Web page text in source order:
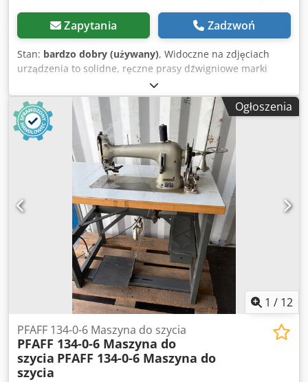
Zapytania Zadzwoń
Stan: bardzo dobry (używany), Widoczne na zdjęciach
urządzenia to solidne, ręczne prasy dźwigniowe marki
ASTOR, model 52M. Tego typu prasy są stosowane do
nitowania, zakuwania, zaciskania oczek, napów, zatrzasków
oraz innych operacji montażowych w wyrobach
skórzanych, kaletniczych, obuwniczych i tekstylnych. Opis
Producent: ASTOR Model: 52M Ilość: 2 sztuki Napęd ręczny
za pomocą dźwigni Crsdjzgtz Sspfx Am Tef Masywna
konstrukcja żeliwna Możliwość montażu różnych narzędzi
roboczych Stabilna podstawa do przykręcenia do stołu
Prosta i niezawodna konstrukcja Idealna do warsztatów
kaletniczych, obuwniczych i tapicerskich
Ogłoszenia
1 / 12
PFAFF 134-0-6 Maszyna do szycia
PFAFF 134-0-6 Maszyna do
szycia PFAFF 134-0-6 Maszyna do
szycia